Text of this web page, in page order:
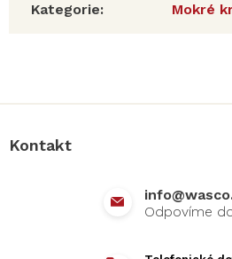
Kategorie: Mokré
Kontakt
info@